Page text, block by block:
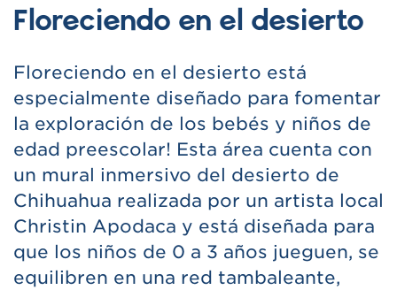
Floreciendo en el desierto
Floreciendo en el desierto está
especialmente diseñado para fomentar
la exploración de los bebés y niños de
edad preescolar! Esta área cuenta con
un mural inmersivo del desierto de
Chihuahua realizada por un artista local
Christin Apodaca y está diseñada para
que los niños de 0 a 3 años jueguen, se
equilibren en una red tambaleante,